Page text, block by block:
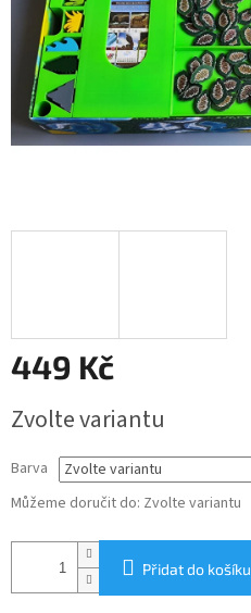
449 Kč
cena:
Zvolte variantu
Barva
Můžeme doručit do: Zvolte variantu
Přidat do košíku